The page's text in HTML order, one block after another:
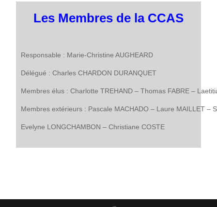
Les Membres de la CCAS
Responsable : Marie-Christine AUGHEARD
Délégué : Charles CHARDON DURANQUET
Membres élus : Charlotte TREHAND – Thomas FABRE –
Membres extérieurs : Pascale MACHADO – Laure MAILLET
Evelyne LONGCHAMBON – Christiane COSTE